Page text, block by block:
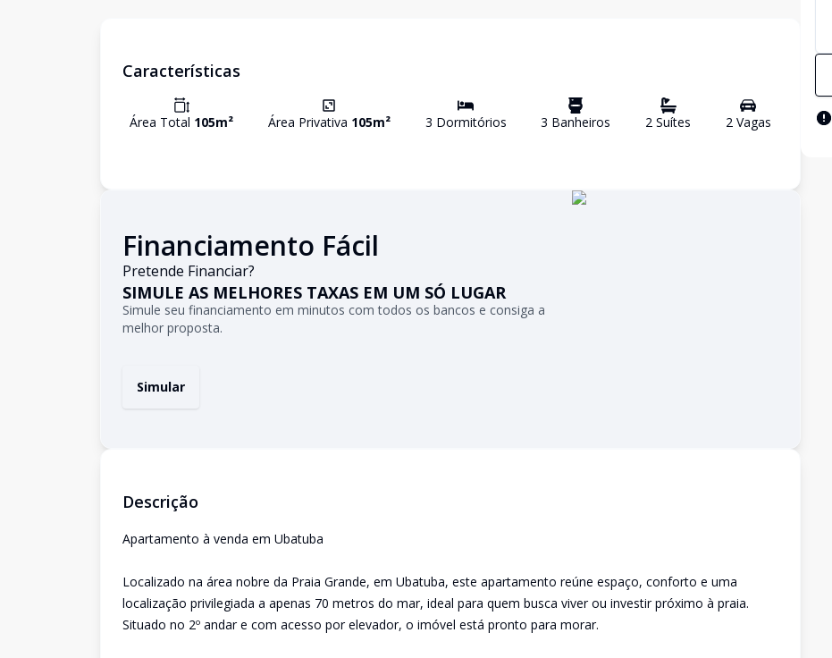
Características
Área Total 105m² Área Privativa 105m² 3 Dormitórios 3 Banheiros 2 Suítes 2Vagas
Financiamento Fácil
Pretende Financiar?
SIMULE AS MELHORES TAXAS EM UM SÓ LUGAR
Simule seu financiamento em minutos com todos os bancos e consiga a
melhor proposta.
Simular
Descrição
Apartamento à venda em Ubatuba
Localizado na área nobre da Praia Grande, em Ubatuba, este apartamento reúne espaço, conforto e uma
localização privilegiada a apenas 70 metros do mar, ideal para quem busca viver ou investir próximo à praia.
Situado no 2º andar e com acesso por elevador, o imóvel está pronto para morar.